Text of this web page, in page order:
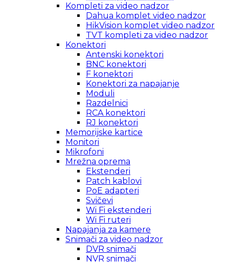
Kompleti za video nadzor
Dahua komplet video nadzor
HikVision komplet video nadzor
TVT kompleti za video nadzor
Konektori
Antenski konektori
BNC konektori
F konektori
Konektori za napajanje
Moduli
Razdelnici
RCA konektori
RJ konektori
Memorijske kartice
Monitori
Mikrofoni
Mrežna oprema
Ekstenderi
Patch kablovi
PoE adapteri
Svičevi
Wi Fi ekstenderi
Wi Fi ruteri
Napajanja za kamere
Snimači za video nadzor
DVR snimači
NVR snimači